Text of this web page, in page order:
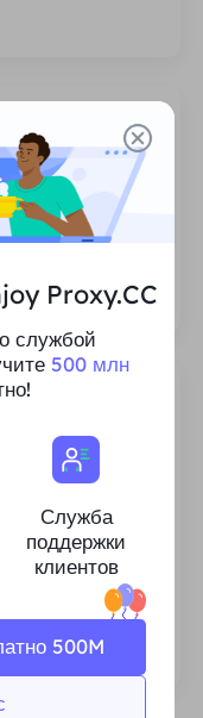
сеансов
прокси.
помещений
и надежность
пул прокси-
Proxy.CC
службой
500 млн
Служба
поддержки
клиентов
500M